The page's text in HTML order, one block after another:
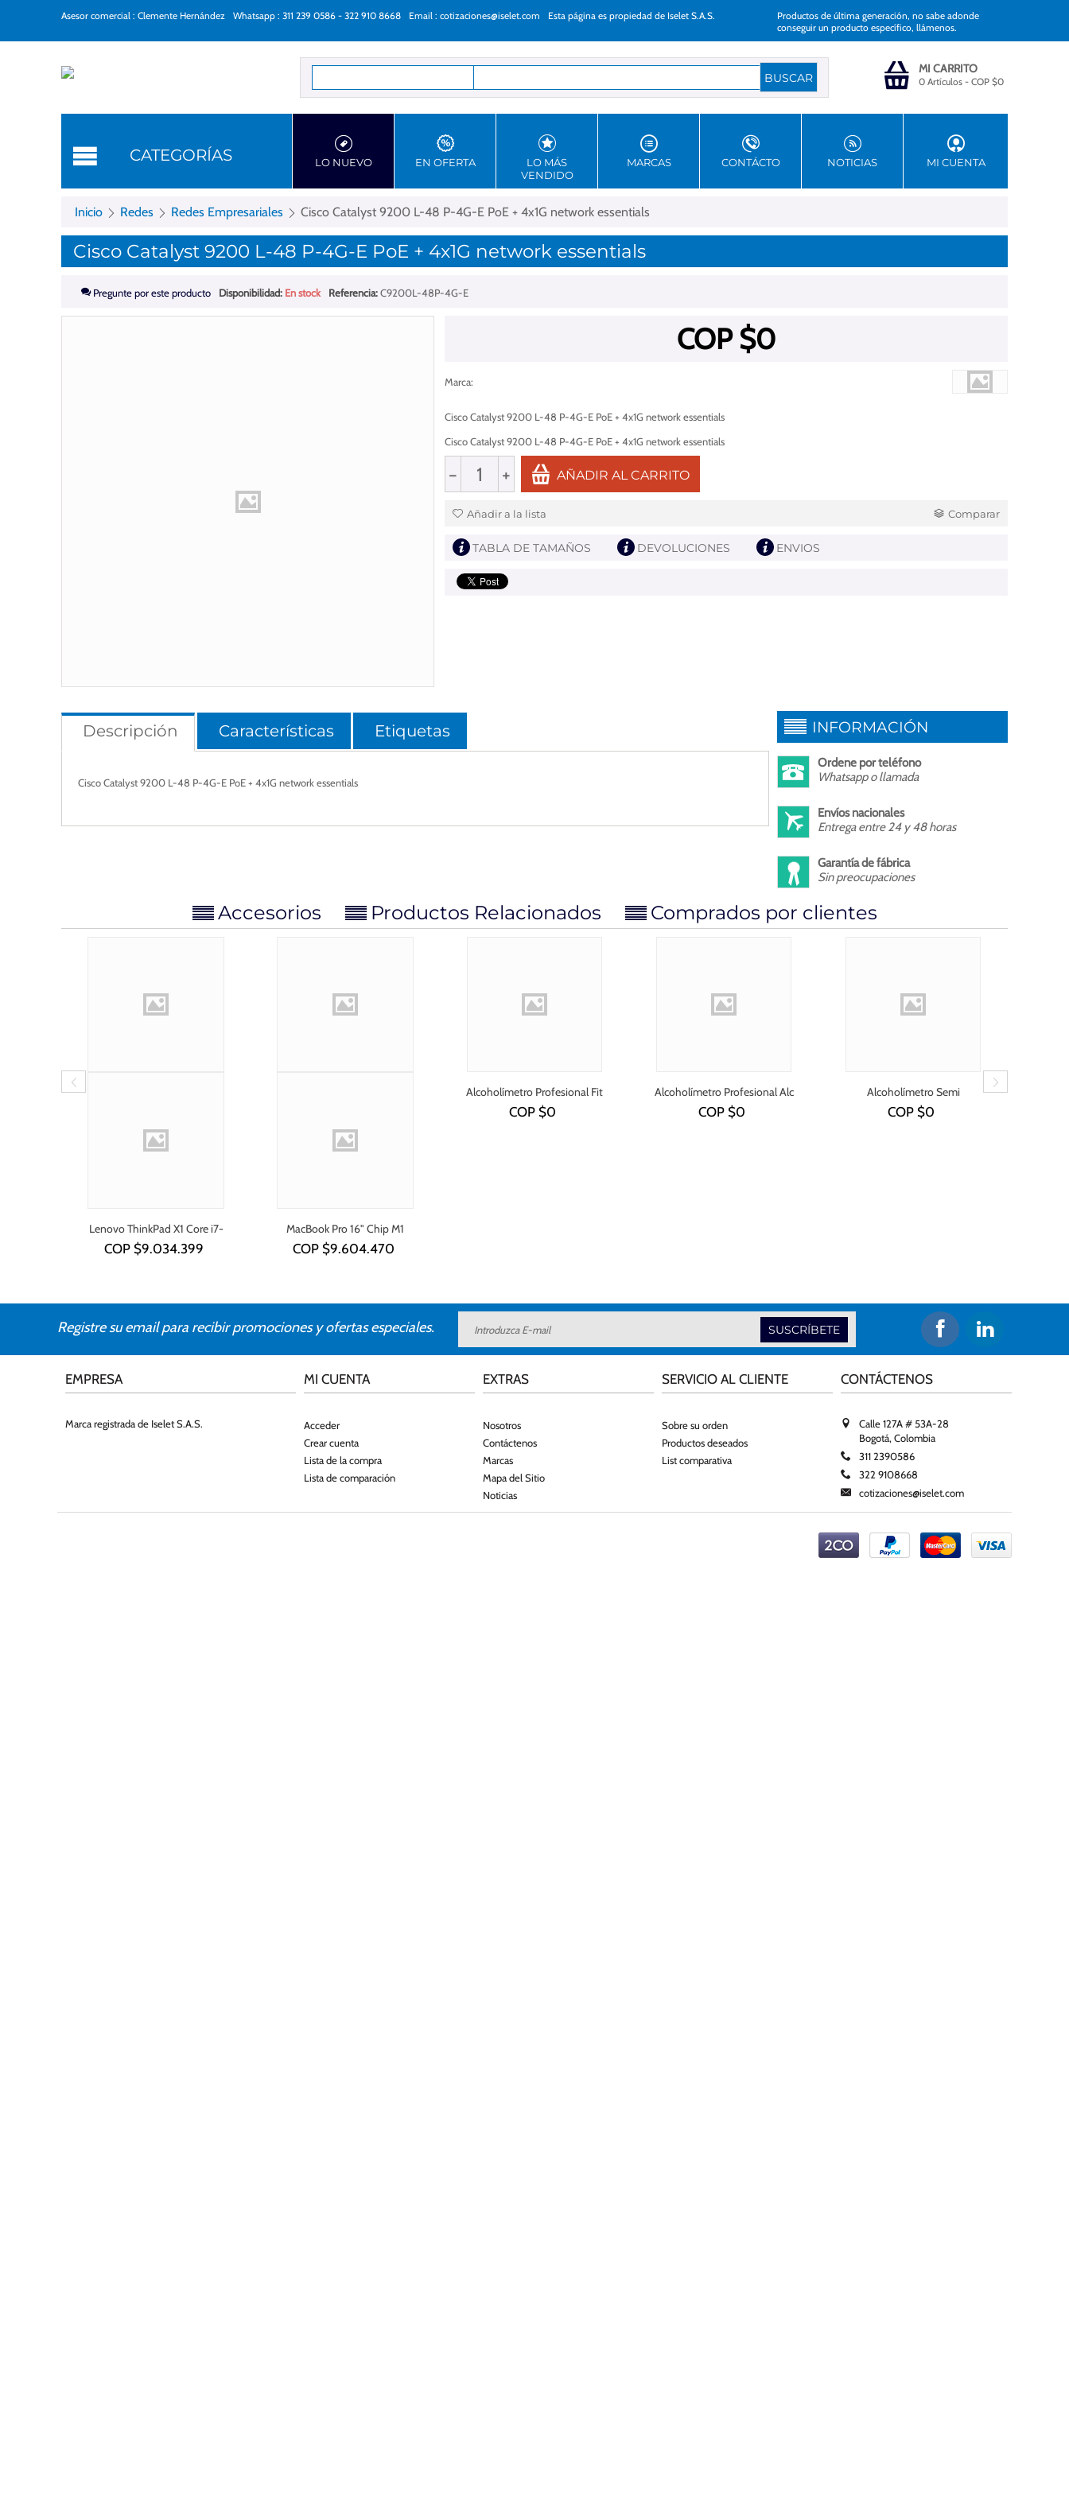
Asesor comercial : Clemente Hernández Whatsapp : 311 239 0586 - 322 910 8668 Email : cotizaciones@iselet.com Esta página es propiedad de Iselet S.A.S.
Productos de última generación, no sabe adonde
conseguir un producto específico, llámenos.
MI CARRITO
0 Artículos - COP $0
CATEGORÍAS LO NUEVO EN OFERTA
LO MÁS
VENDIDO
MARCAS CONTÁCTO NOTICIAS MI CUENTA
Inicio Redes Redes Empresariales Cisco Catalyst 9200 L-48 P-4G-E PoE + 4x1G network essentials
Cisco Catalyst 9200 L-48 P-4G-E PoE + 4x1G network essentials
Pregunte por este producto Disponibilidad: En stock Referencia:C9200L-48P-4G-E
COP $0
Marca:
Cisco Catalyst 9200 L-48 P-4G-E PoE + 4x1G network essentials
Cisco Catalyst 9200 L-48 P-4G-E PoE + 4x1G network essentials
− + AÑADIR AL CARRITO
Añadir a la lista Comparar
TABLA DE TAMAÑOS DEVOLUCIONES ENVIOS
Descripción Características Etiquetas
Cisco Catalyst 9200 L-48 P-4G-E PoE + 4x1G network essentials
INFORMACIÓN
Ordene por teléfono
Whatsapp o llamada
Envíos nacionales
Entrega entre 24 y 48 horas
Garantía de fábrica
Sin preocupaciones
Accesorios Productos Relacionados Comprados por clientes
Lenovo ThinkPad X1 Core i7-
1355U
COP $9.034.399
MacBook Pro 16" Chip M1
COP $9.604.470
Alcoholímetro Profesional Fit
240
COP $0
Alcoholímetro Profesional Alc
8801
COP $0
Alcoholímetro Semi
profesional Alc 9000 -
Conexión a pc
COP $0
Registre su email para recibir promociones y ofertas especiales. SUSCRÍBETE
EMPRESA
Marca registrada de Iselet S.A.S.
MI CUENTA
Acceder
Crear cuenta
Lista de la compra
Lista de comparación
EXTRAS
Nosotros
Contáctenos
Marcas
Mapa del Sitio
Noticias
SERVICIO AL CLIENTE
Sobre su orden
Productos deseados
List comparativa
CONTÁCTENOS
Calle 127A # 53A-28
Bogotá, Colombia
311 2390586
322 9108668
cotizaciones@iselet.com